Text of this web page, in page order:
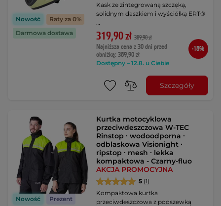
Nowość
Raty za 0%
Darmowa dostawa
Kask ze zintegrowaną szczęką,
solidnym daszkiem i wyściółką ERT®
…
319,90 zł 389,90 zł
Najniższa cena z 30 dni przed
obniżką: 389,90 zł
Dostępny – 12.8. u Ciebie
-18%
Szczegóły
Nowość
Prezent
Kurtka motocyklowa
przeciwdeszczowa W-TEC
Rinstop ∙ wodoodporna ∙
odblaskowa Visionight ∙
ripstop ∙ mesh ∙ lekka
kompaktowa - Czarny-fluo
AKCJA PROMOCYJNA
5 (1)
Kompaktowa kurtka
przeciwdeszczowa z podszewką